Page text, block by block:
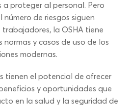
proteger al personal. Pero
de riesgos siguen
la OSHA tiene
y casos de uso de los
modernas.
tienen el potencial de ofrecer
y oportunidades que
en la salud y la seguridad de